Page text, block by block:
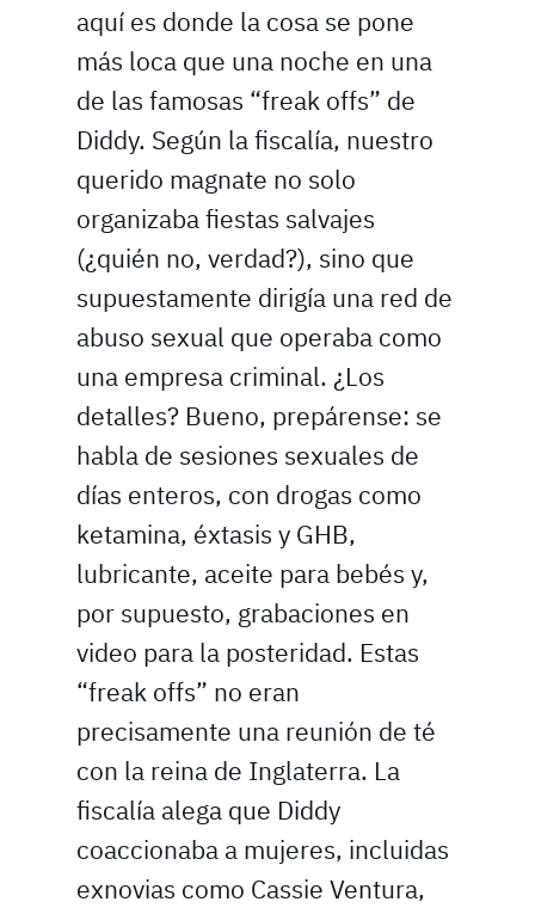
aquí es donde la cosa se pone
más loca que una noche en una
de las famosas “freak offs” de
Diddy. Según la fiscalía, nuestro
querido magnate no solo
organizaba fiestas salvajes
(¿quién no, verdad?), sino que
supuestamente dirigía una red de
abuso sexual que operaba como
una empresa criminal. ¿Los
detalles? Bueno, prepárense: se
habla de sesiones sexuales de
días enteros, con drogas como
ketamina, éxtasis y GHB,
lubricante, aceite para bebés y,
por supuesto, grabaciones en
video para la posteridad. Estas
“freak offs” no eran
precisamente una reunión de té
con la reina de Inglaterra. La
fiscalía alega que Diddy
coaccionaba a mujeres, incluidas
exnovias como Cassie Ventura,